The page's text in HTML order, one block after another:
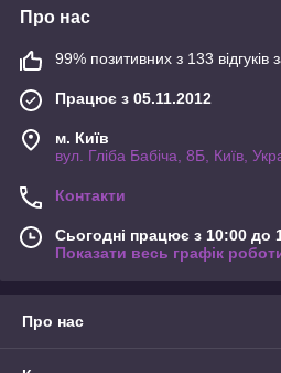
Про нас
99% позитивних з 133 відгуків
Працює з 05.11.2012
м. Київ
вул. Гліба Бабіча, 8Б, Київ,
Контакти
Сьогодні працює з 10:00 до
Показати весь графік
Про нас